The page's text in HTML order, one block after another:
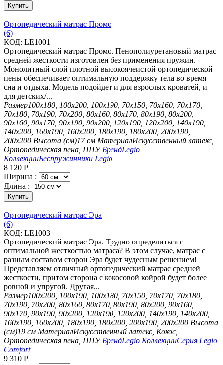
Купить
Ортопедический матрас Промо
(6)
КОД: LE1001
Ортопедический матрас Промо. Пенополиуретановый матрас
средней жесткости изготовлен без применения пружин.
Монолитный слой плотной высокоячеистой ортопедической
пены обеспечивает оптимальную поддержку тела во время
сна и отдыха. Модель подойдет и для взрослых кроватей, и
для детских/...
Размер100х180, 100х200, 100х190, 70х150, 70х160, 70х170,
70х180, 70х190, 70х200, 80х160, 80х170, 80х190, 80х200,
90х160, 90х170, 90х190, 90х200, 120х190, 120х200, 140х190,
140х200, 160х190, 160х200, 180х190, 180х200, 200х190,
200х200 Высота (см)17 см МатериалИскусственный латекс,
Ортопедическая пена, ППУ БрендLegio
КоллекцииБеспружинники Legio
8 120 Р
Ширина :
Длина :
Купить
Ортопедический матрас Эра
(6)
КОД: LE1003
Ортопедический матрас Эра. Трудно определиться с
оптимальной жесткостью матраса? В этом случае, матрас с
разным составом сторон Эра будет чудесным решением!
Представляем отличный ортопедический матрас средней
жесткости, притом сторона с кокосовой койрой будет более
ровной и упругой. Другая...
Размер100х200, 100х190, 100х180, 70х150, 70х170, 70х180,
70х190, 70х200, 80х160, 80х170, 80х190, 80х200, 90х160,
90х170, 90х190, 90х200, 120х190, 120х200, 140х190, 140х200,
160х190, 160х200, 180х190, 180х200, 200х190, 200х200 Высота
(см)19 см МатериалИскусственный латекс, Кокос,
Ортопедическая пена, ППУ БрендLegio КоллекцииСерия Legio
Comfort
9 310 Р